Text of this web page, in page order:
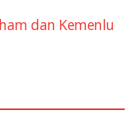
dan Kemenlu